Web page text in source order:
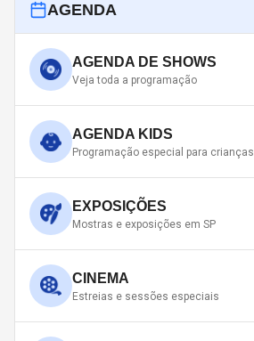
AGENDA
AGENDA DE SHOWS
Veja toda a programação
AGENDA KIDS
Programação especial para crianças
EXPOSIÇÕES
Mostras e exposições em SP
CINEMA
Estreias e sessões especiais